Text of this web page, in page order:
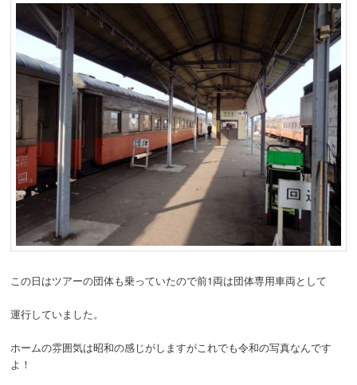
この日はツアーの団体も乗っていたので前1両は団体専用車両として
運行していました。
ホームの雰囲気は昭和の感じがしますがこれでも令和の写真なんです
よ！